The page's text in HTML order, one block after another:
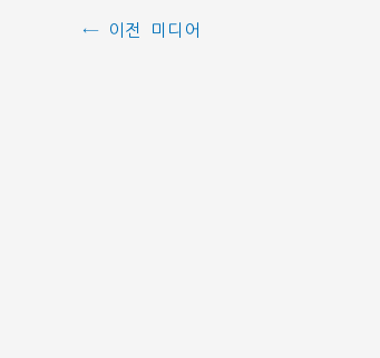
← 이전 미디어